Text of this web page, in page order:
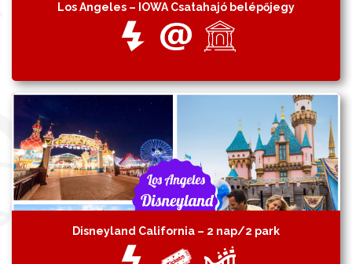
Los Angeles – IOWA Csatahajó belépőjegy
Disneyland California – 2 nap/2 park